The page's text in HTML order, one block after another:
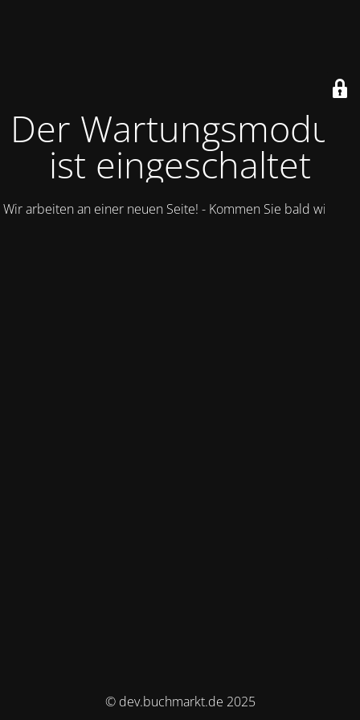
Der Wartungsmodus
ist eingeschaltet
Wir arbeiten an einer neuen Seite! - Kommen Sie bald wieder.
© dev.buchmarkt.de 2025